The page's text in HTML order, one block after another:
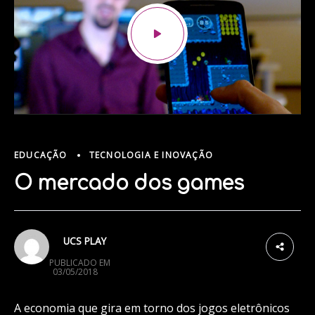
EDUCAÇÃO TECNOLOGIA E INOVAÇÃO
O mercado dos games
UCS PLAY
PUBLICADO EM
03/05/2018
A economia que gira em torno dos jogos eletrônicos